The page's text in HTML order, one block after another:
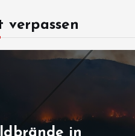
verpassen
in